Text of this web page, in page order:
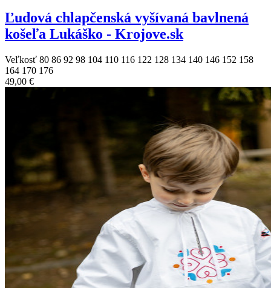
Ľudová chlapčenská vyšívaná bavlnená
košeľa Lukáško - Krojove.sk
Veľkosť 80 86 92 98 104 110 116 122 128 134 140 146 152 158
164 170 176
49,00 €